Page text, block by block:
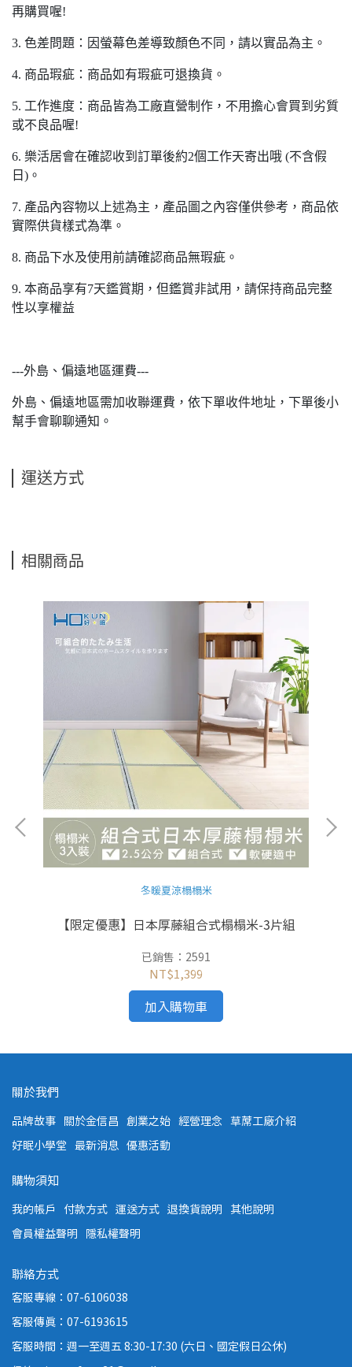
再購買喔!
3. 色差問題：因螢幕色差導致顏色不同，請以實品為主。
4. 商品瑕疵：商品如有瑕疵可退換貨。
5. 工作進度：商品皆為工廠直營制作，不用擔心會買到劣質
或不良品喔!
6. 樂活居會在確認收到訂單後約2個工作天寄出哦 (不含假
日)。
7. 產品內容物以上述為主，產品圖之內容僅供參考，商品依
實際供貨樣式為準。
8. 商品下水及使用前請確認商品無瑕疵。
9. 本商品享有7天鑑賞期，但鑑賞非試用，請保持商品完整
性以享權益
---外島、偏遠地區運費---
外島、偏遠地區需加收聯運費，依下單收件地址，下單後小
幫手會聊聊通知。
運送方式
相關商品
冬暖夏涼榻榻米
【限定優惠】日本厚藤組合式榻榻米-3片組
已銷售：2591
NT$1,399
加入購物車
關於我們
品牌故事 關於金信昌 創業之始 經營理念 草蓆工廠介紹
好眠小學堂 最新消息 優惠活動
購物須知
我的帳戶 付款方式 運送方式 退換貨說明 其他說明
會員權益聲明 隱私權聲明
聯絡方式
客服專線：07-6106038
客服傳真：07-6193615
客服時間：週一至週五 8:30-17:30 (六日、國定假日公休)